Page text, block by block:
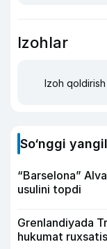
Izohlar
Izoh
So‘nggi
“Barselona”
usulini topdi
Grenlandiyada
hukumat